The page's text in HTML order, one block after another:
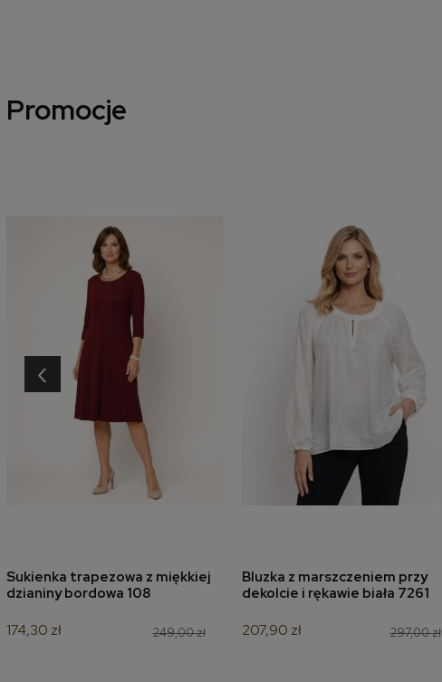
Promocje
dodaj do koszyka
Sukienka trapezowa z miękkiej
dzianiny bordowa 108
249,00 zł
174,30 zł
dodaj do koszyka
Bluzka z marszczeniem przy
dekolcie i rękawie biała 7261
297,00 zł
207,90 zł
‹